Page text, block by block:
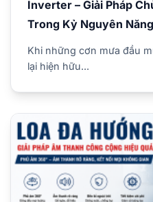
Inverter – Giải Pháp
Trong Kỷ Nguyên
Khi những cơn mưa đầu
lại hiện hữu...